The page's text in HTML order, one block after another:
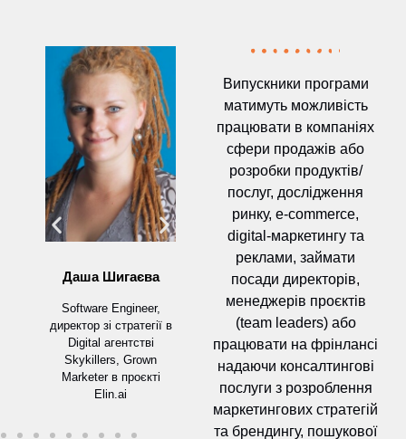
Даша Шигаєва
Software Engineer,
директор зі стратегії в
Digital агентстві
Skykillers, Grown
Marketer в проєкті
Elin.ai
Денис Кобизський
Начальний відділу
маркетингу АО
"Сумський завод
"Насосенергомаш"
Випускники програми
матимуть можливість
працювати в компаніях
сфери продажів або
розробки продуктів/
послуг, дослідження
ринку, e-commerce,
digital-маркетингу та
реклами, займати
посади директорів,
менеджерів проєктів
(team leaders) або
працювати на фрінлансі
надаючи консалтингові
послуги з розроблення
маркетингових стратегій
та брендингу, пошукової